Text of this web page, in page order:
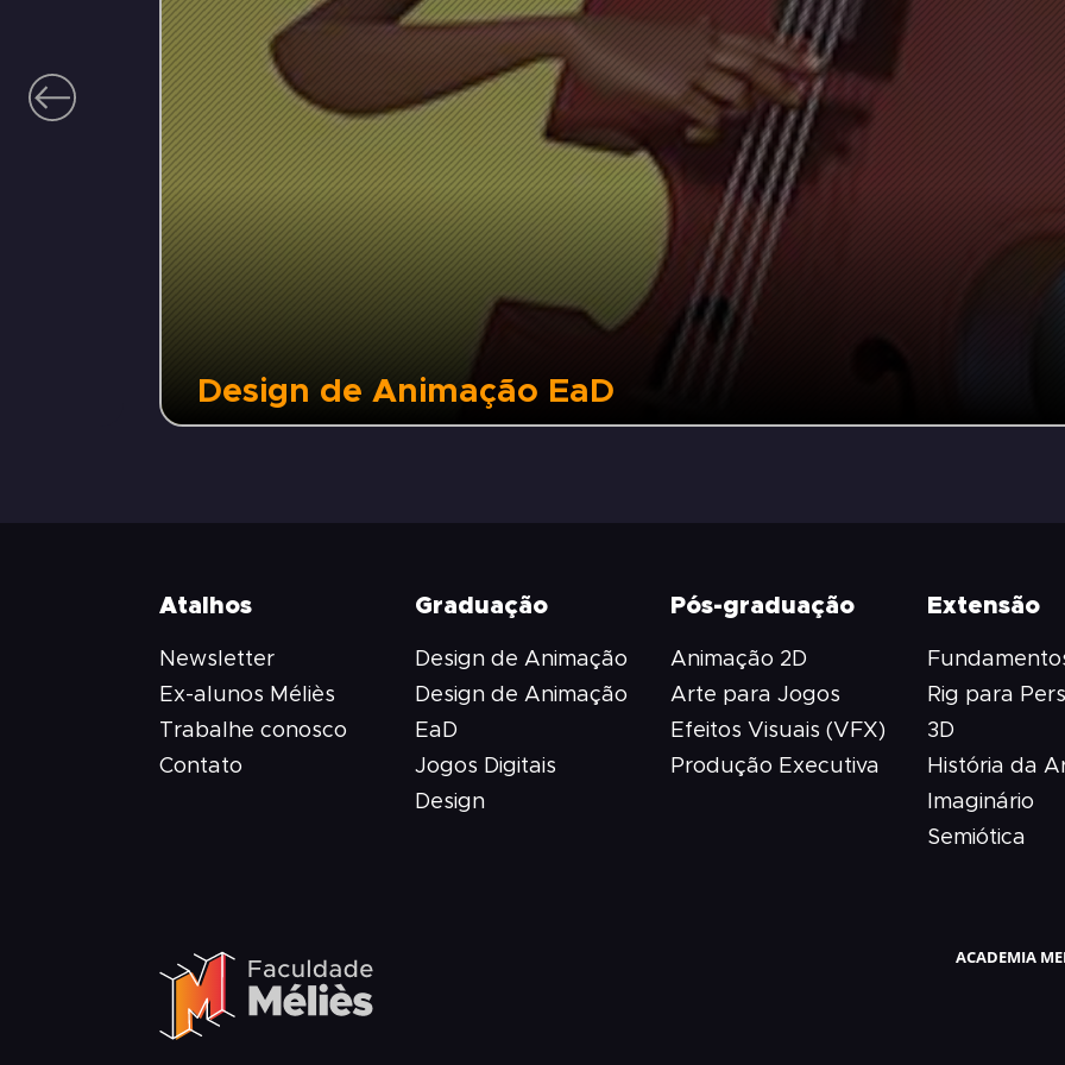
Design de Animação EaD
Atalhos
Newsletter
Ex-alunos Méliès
Trabalhe conosco
Contato
Graduação
Design de Animação
Design de Animação
EaD
Jogos Digitais
Design
Pós-graduação
Animação 2D
Arte para Jogos
Efeitos Visuais (VFX)
Produção Executiva
Extensão
Rig para
3D
História da
Imaginário
Semiótica
ACADEMIA